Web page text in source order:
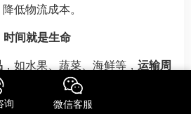
低物流成本。
间就是生命
，如水果、蔬菜、海鲜等， 运输周
品保质期短，容易变质腐烂，因
方式，并尽可能缩短在途时间。
询 微信客服